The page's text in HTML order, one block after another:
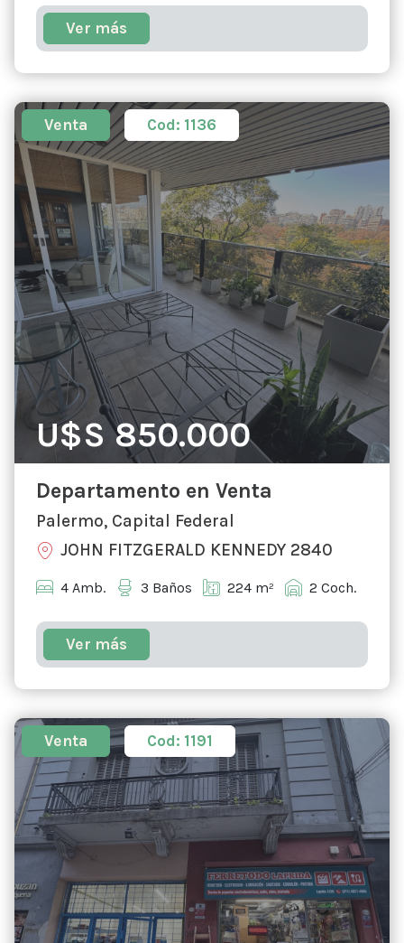
Ver más
Venta Cod: 1136
U$S 850.000
Departamento en Venta
Palermo, Capital Federal
JOHN FITZGERALD KENNEDY 2840
4 Amb. 3 Baños 224 m² 2 Coch.
Ver más
Venta Cod: 1191